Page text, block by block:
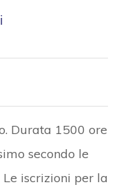
Durata 1500 ore
secondo le
iscrizioni per la